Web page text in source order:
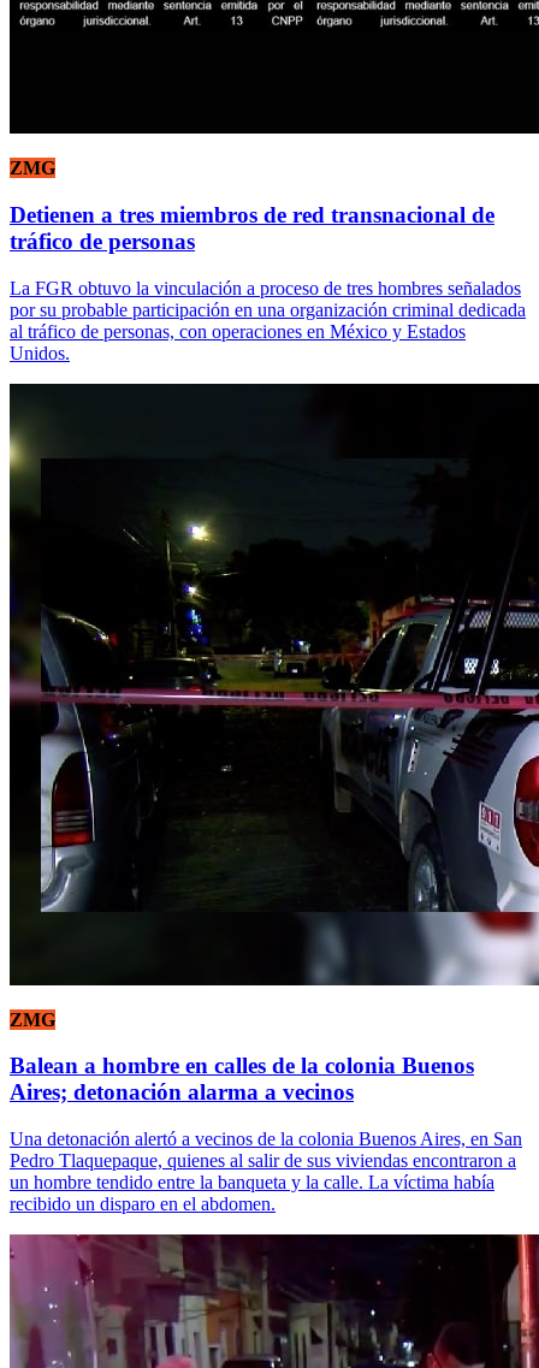
ZMG
Detienen a tres miembros de red transnacional de
tráfico de personas
La FGR obtuvo la vinculación a proceso de tres hombres señalados
por su probable participación en una organización criminal dedicada
al tráfico de personas, con operaciones en México y Estados
Unidos.
ZMG
Balean a hombre en calles de la colonia Buenos
Aires; detonación alarma a vecinos
Una detonación alertó a vecinos de la colonia Buenos Aires, en San
Pedro Tlaquepaque, quienes al salir de sus viviendas encontraron a
un hombre tendido entre la banqueta y la calle. La víctima había
recibido un disparo en el abdomen.